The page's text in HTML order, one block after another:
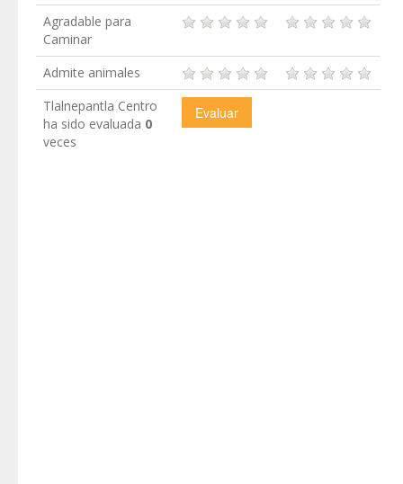
Agradable para
Caminar
Admite animales
Tlalnepantla Centro
ha sido evaluada 0
veces